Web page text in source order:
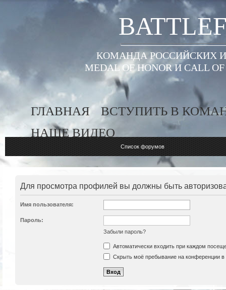
КОМАНДА РОССИЙСКИХ
MEDAL OF HONOR И
ГЛАВНАЯ
ВСТУПИТЬ В
НАШЕ ВИДЕО
Список форумов
Для просмотра профилей вы должны быть
Имя пользователя:
Пароль:
Забыли пароль?
Автоматически входить при каждом
Скрыть моё пребывание на конференции в